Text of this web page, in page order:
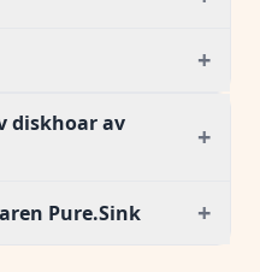
+
diskhoar av
+
Pure.Sink +